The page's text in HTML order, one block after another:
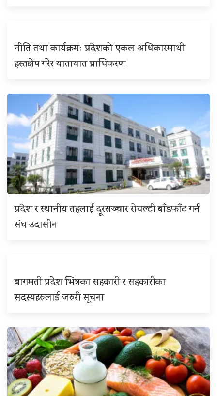
नीति तथा कार्यक्रमः प्रदेशको एकल अधिकारमाथी
हस्तक्षेप गरेर यातायात प्राधिकरण
प्रदेश र स्थानीय तहलाई दूरसञ्चार रोयल्टी बाँडफाँट गर्न
संघ उदासीन
बागमती प्रदेश भित्रका सहकारी र सहकारीका
सदस्यहरुलाई जरुरी सूचना